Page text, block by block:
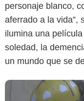
personaje blanco,
aferrado a la vida”,
ilumina una
soledad, la
un mundo que se